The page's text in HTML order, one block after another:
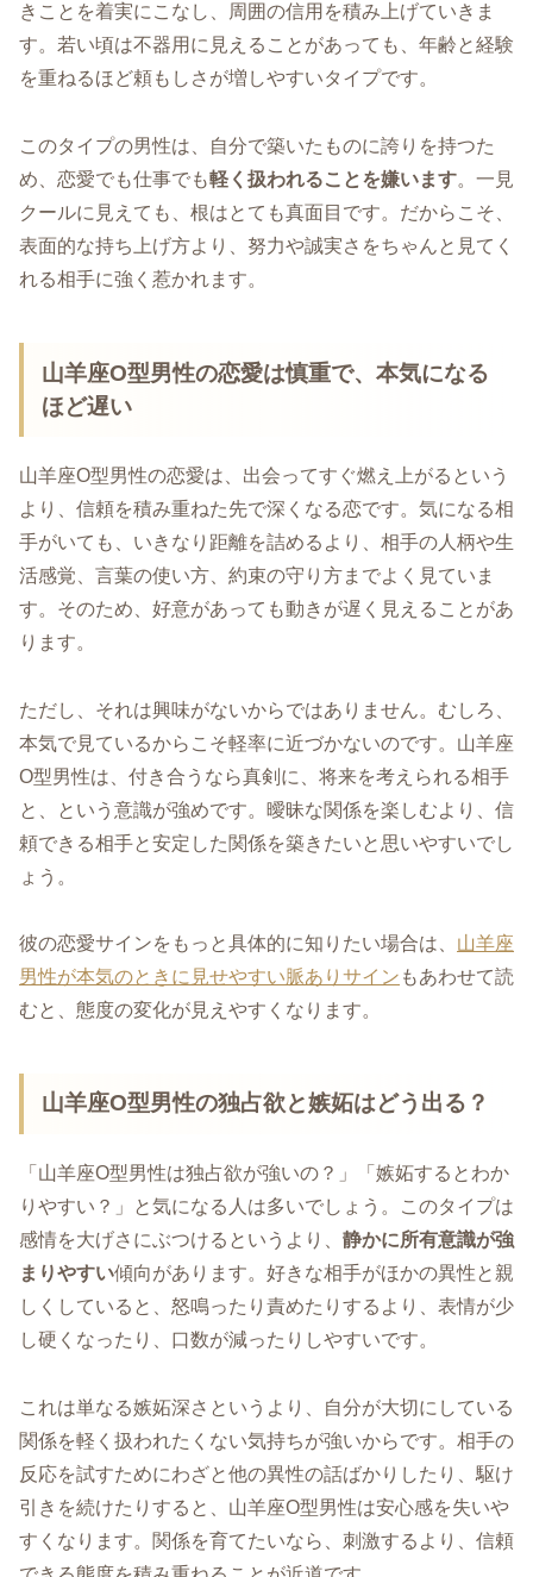
きことを着実にこなし、周囲の信用を積み上げていきま
す。若い頃は不器用に見えることがあっても、年齢と経験
を重ねるほど頼もしさが増しやすいタイプです。
このタイプの男性は、自分で築いたものに誇りを持つた
め、恋愛でも仕事でも軽く扱われることを嫌います。一見
クールに見えても、根はとても真面目です。だからこそ、
表面的な持ち上げ方より、努力や誠実さをちゃんと見てく
れる相手に強く惹かれます。
山羊座O型男性の恋愛は慎重で、本気になる
ほど遅い
山羊座O型男性の恋愛は、出会ってすぐ燃え上がるという
より、信頼を積み重ねた先で深くなる恋です。気になる相
手がいても、いきなり距離を詰めるより、相手の人柄や生
活感覚、言葉の使い方、約束の守り方までよく見ていま
す。そのため、好意があっても動きが遅く見えることがあ
ります。
ただし、それは興味がないからではありません。むしろ、
本気で見ているからこそ軽率に近づかないのです。山羊座
O型男性は、付き合うなら真剣に、将来を考えられる相手
と、という意識が強めです。曖昧な関係を楽しむより、信
頼できる相手と安定した関係を築きたいと思いやすいでし
ょう。
彼の恋愛サインをもっと具体的に知りたい場合は、 山羊座
男性が本気のときに見せやすい脈ありサイン もあわせて読
むと、態度の変化が見えやすくなります。
山羊座O型男性の独占欲と嫉妬はどう出る？
「山羊座O型男性は独占欲が強いの？」「嫉妬するとわか
りやすい？」と気になる人は多いでしょう。このタイプは
感情を大げさにぶつけるというより、 静かに所有意識が強
まりやすい傾向があります。好きな相手がほかの異性と親
しくしていると、怒鳴ったり責めたりするより、表情が少
し硬くなったり、口数が減ったりしやすいです。
これは単なる嫉妬深さというより、自分が大切にしている
関係を軽く扱われたくない気持ちが強いからです。相手の
反応を試すためにわざと他の異性の話ばかりしたり、駆け
引きを続けたりすると、山羊座O型男性は安心感を失いや
すくなります。関係を育てたいなら、刺激するより、信頼